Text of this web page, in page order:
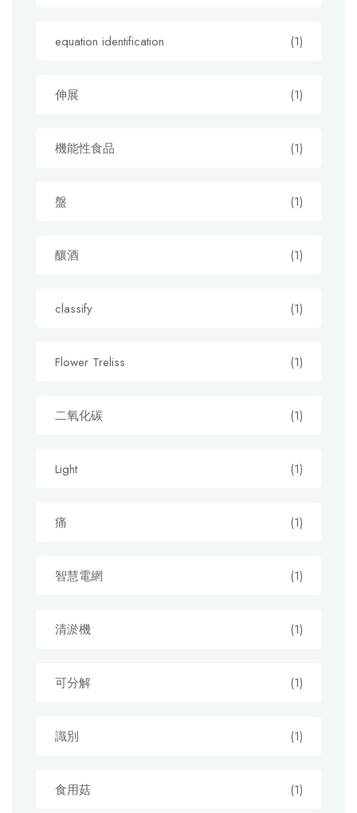
equation identification (1)
伸展 (1)
機能性食品 (1)
盤 (1)
釀酒 (1)
classify (1)
Flower Treliss (1)
二氧化碳 (1)
Light (1)
痛 (1)
智慧電網 (1)
清淤機 (1)
可分解 (1)
識別 (1)
食用菇 (1)